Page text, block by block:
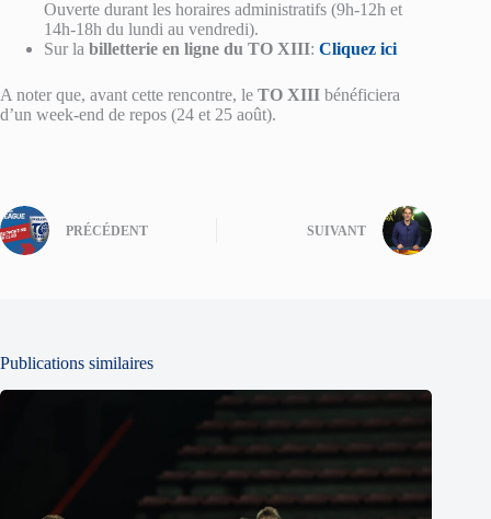
Ouverte durant les horaires administratifs (9h-12h et
14h-18h du lundi au vendredi).
Sur la billetterie en ligne du TO XIII: Cliquez ici
A noter que, avant cette rencontre, le TO XIII bénéficiera
d’un week-end de repos (24 et 25 août).
PRÉCÉDENT SUIVANT
Publications similaires